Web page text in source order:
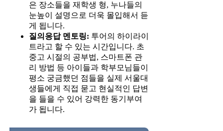
은 장소들을 재학생 형, 누나들의
눈높이 설명으로 더욱 몰입해서 듣
게 됩니다.
질의응답 멘토링: 투어의 하이라이
트라고 할 수 있는 시간입니다. 초
중고 시절의 공부법, 스마트폰 관
리 방법 등 아이들과 학부모님들이
평소 궁금했던 점들을 실제 서울대
생들에게 직접 묻고 현실적인 답변
을 들을 수 있어 강력한 동기부여
가 됩니다.